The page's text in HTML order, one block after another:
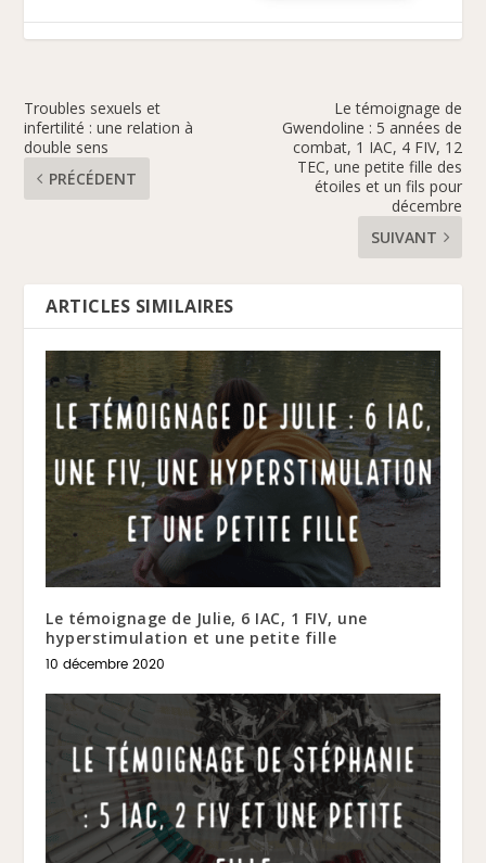
Troubles sexuels et
infertilité : une relation à
double sens
PRÉCÉDENT
Le témoignage de
Gwendoline : 5 années de
combat, 1 IAC, 4 FIV, 12
TEC, une petite fille des
étoiles et un fils pour
décembre
SUIVANT
ARTICLES SIMILAIRES
Le témoignage de Julie, 6 IAC, 1 FIV, une
hyperstimulation et une petite fille
10 décembre 2020